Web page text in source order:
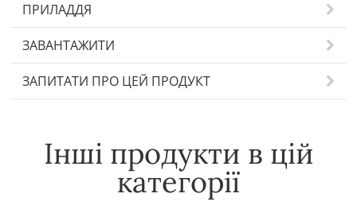
ПРИЛАДДЯ
ЗАВАНТАЖИТИ
ЗАПИТАТИ ПРО ЦЕЙ ПРОДУКТ
Інші продукти в цій
категорії